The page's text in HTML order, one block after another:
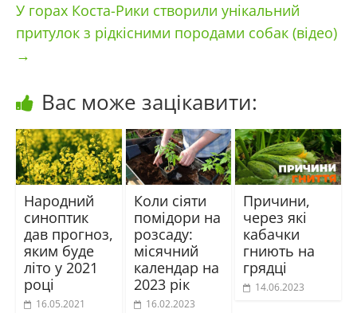
У горах Коста-Рики створили унікальний
притулок з рідкісними породами собак (відео)
→
Вас може зацікавити:
Народний
синоптик
дав прогноз,
яким буде
літо у 2021
році
16.05.2021
Коли сіяти
помідори на
розсаду:
місячний
календар на
2023 рік
16.02.2023
Причини,
через які
кабачки
гниють на
грядці
14.06.2023